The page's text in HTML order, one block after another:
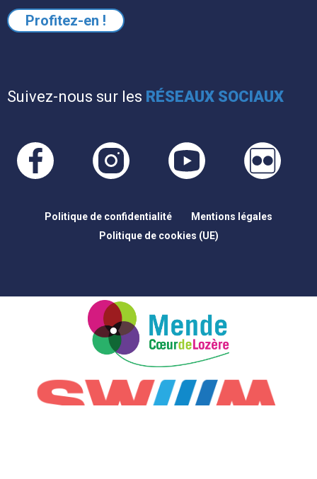
Profitez-en !
Suivez-nous sur les RÉSEAUX SOCIAUX
Politique de confidentialité
Mentions légales
Politique de cookies (UE)